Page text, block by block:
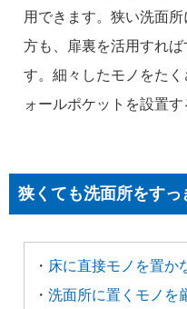
用できます。狭い洗面
方も、扉裏を活用すれ
す。細々したモノをた
ォールポケットを設置す
狭くても洗面所をす
・ 床に直接モノを置か
・ 洗面所に置くモノを